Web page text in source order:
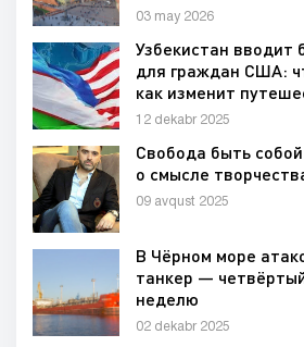
03 may 2026
Узбекистан вводит
для граждан США:
как изменит
12 dekabr 2025
Свобода быть
о смысле
09 avqust 2025
В Чёрном море
танкер —
неделю
02 dekabr 2025